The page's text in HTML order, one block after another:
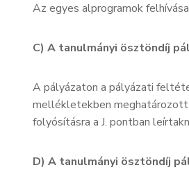
Az egyes alprogramok
C) A tanulmányi ösztöndíj
A pályázaton a pályázati
mellékletekben
folyósításra a J. pontban
D) A tanulmányi ösztöndíj